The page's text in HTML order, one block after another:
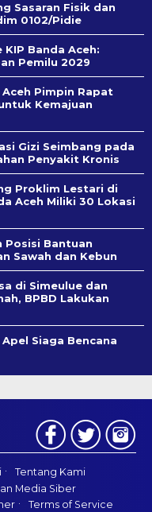
Sasaran Fisik dan
0102/Pidie
KIP Banda Aceh:
Pemilu 2029
Pimpin Rapat
Kemajuan
Gizi Seimbang pada
Penyakit Kronis
Proklim Lestari di
Aceh Miliki 30 Lokasi
Posisi Bantuan
Sawah dan Kebun
di Simeulue dan
BPBD Lakukan
Siaga Bencana
Tentang Kami
Media Siber
Terms of Service